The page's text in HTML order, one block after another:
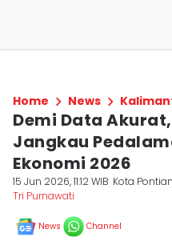
Home News
Demi Data
Jangkau
Ekonomi 2026
15 Jun 2026, 11:12 WIB Kota
Tri Purnawati
News Channel